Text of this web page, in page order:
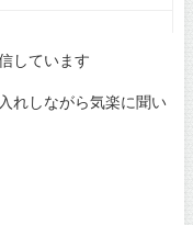
しています
れしながら気楽に聞い